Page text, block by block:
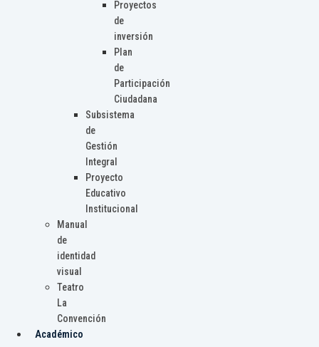
Proyectos
de
inversión
Plan
de
Participación
Ciudadana
Subsistema
de
Gestión
Integral
Proyecto
Educativo
Institucional
Manual
de
identidad
visual
Teatro
La
Convención
Académico